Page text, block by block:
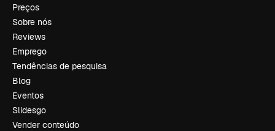
Preços
Sobre nós
Reviews
Emprego
Tendências de pesquisa
Blog
Eventos
Slidesgo
Vender conteúdo